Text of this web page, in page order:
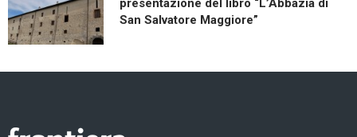
San Salvatore Maggiore”